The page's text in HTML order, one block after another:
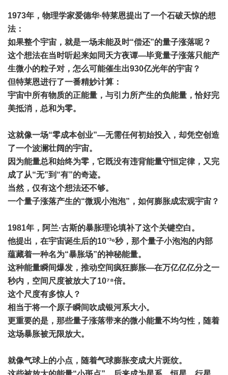
1973年，物理学家爱德华·特莱恩提出了一个石破天惊的想
法：
如果整个宇宙，就是一场未能及时“偿还”的量子涨落呢？
这个想法在当时听起来如同天方夜谭—毕竟量子涨落只能产
生微小的粒子对，怎么可能催生出930亿光年的宇宙？
但特莱恩进行了一番精妙计算：
宇宙中所有物质的正能量，与引力所产生的负能量，恰好完
美抵消，总和为零。
这就像一场“零成本创业”—无需任何初始投入，却凭空创造
了一个波澜壮阔的宇宙。
因为能量总和始终为零，它既没有违背能量守恒定律，又完
成了从“无”到“有”的奇迹。
当然，仅有这个想法还不够。
一个量子涨落产生的“微观小泡泡”，如何膨胀成宏观宇宙？
1981年，阿兰·古斯的暴胀理论填补了这个关键空白。
他提出，在宇宙诞生后的10⁻³⁶秒，那个量子小泡泡的内部
蕴藏着一种名为“暴胀场”的神秘能量。
这种能量瞬间爆发，推动空间疯狂膨胀—在万亿亿亿分之一
秒内，空间尺度被放大了10⁷⁸倍。
这个尺度有多惊人？
相当于将一个原子瞬间吹成银河系大小。
更重要的是，那些量子涨落带来的微小能量不均匀性，随着
这场暴胀被无限放大。
就像气球上的小点，随着气球膨胀变成大片斑纹。